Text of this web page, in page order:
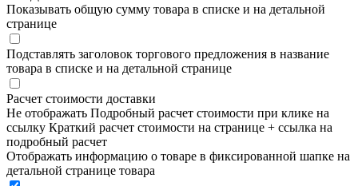
Показывать общую сумму товара в списке и на детальной
странице
Подставлять заголовок торгового предложения в название
товара в списке и на детальной странице
Расчет стоимости доставки
Не отображать Подробный расчет стоимости при клике на
ссылку Краткий расчет стоимости на странице + ссылка на
подробный расчет
Отображать информацию о товаре в фиксированной шапке на
детальной странице товара